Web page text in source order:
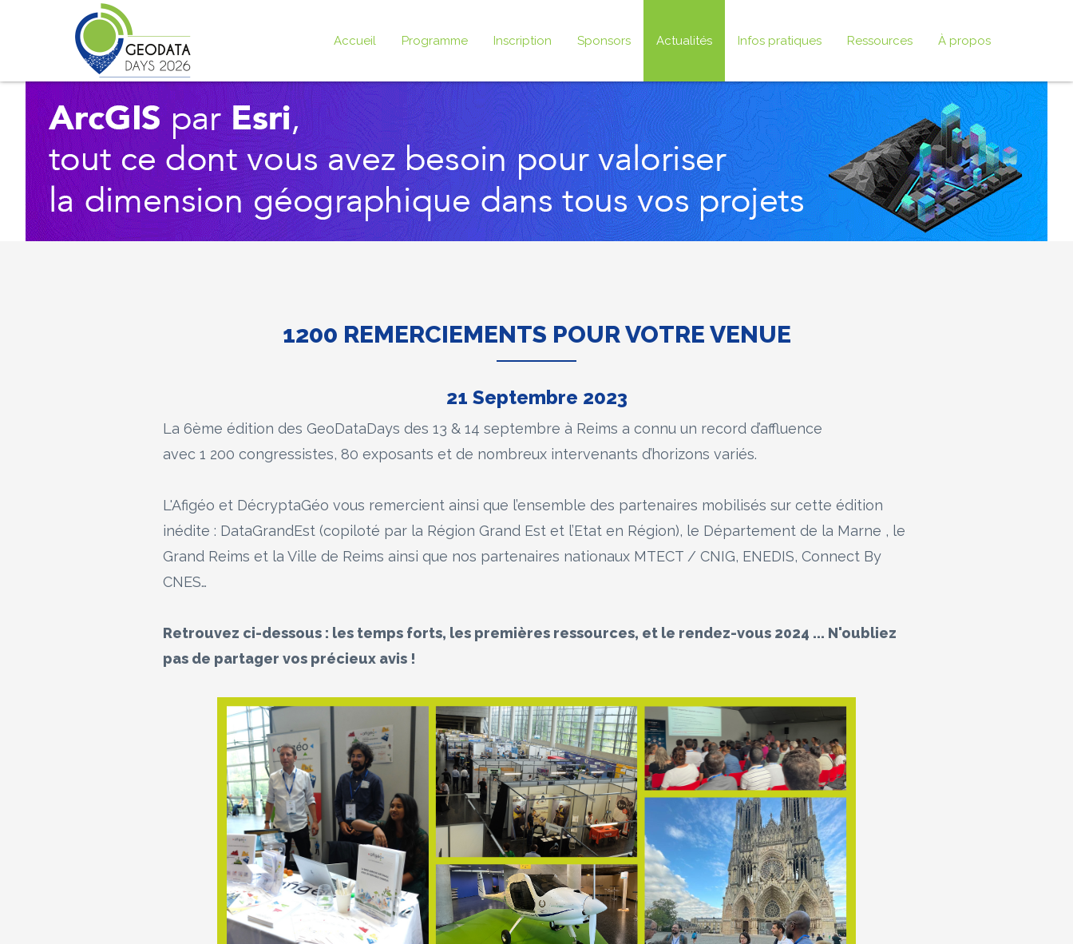
Accueil Programme Inscription Sponsors Actualités Infos pratiques Ressources À propos
1200 REMERCIEMENTS POUR VOTRE VENUE
21 Septembre 2023
La 6ème édition des GeoDataDays des 13 & 14 septembre à Reims a connu un record d’affluence
avec 1 200 congressistes, 80 exposants et de nombreux intervenants d’horizons variés.
L'Afigéo et DécryptaGéo vous remercient ainsi que l’ensemble des partenaires mobilisés sur cette édition
inédite : DataGrandEst (copiloté par la Région Grand Est et l’Etat en Région), le Département de la Marne , le
Grand Reims et la Ville de Reims ainsi que nos partenaires nationaux MTECT / CNIG, ENEDIS, Connect By
CNES…
Retrouvez ci-dessous : les temps forts, les premières ressources, et le rendez-vous 2024 ... N'oubliez
pas de partager vos précieux avis !